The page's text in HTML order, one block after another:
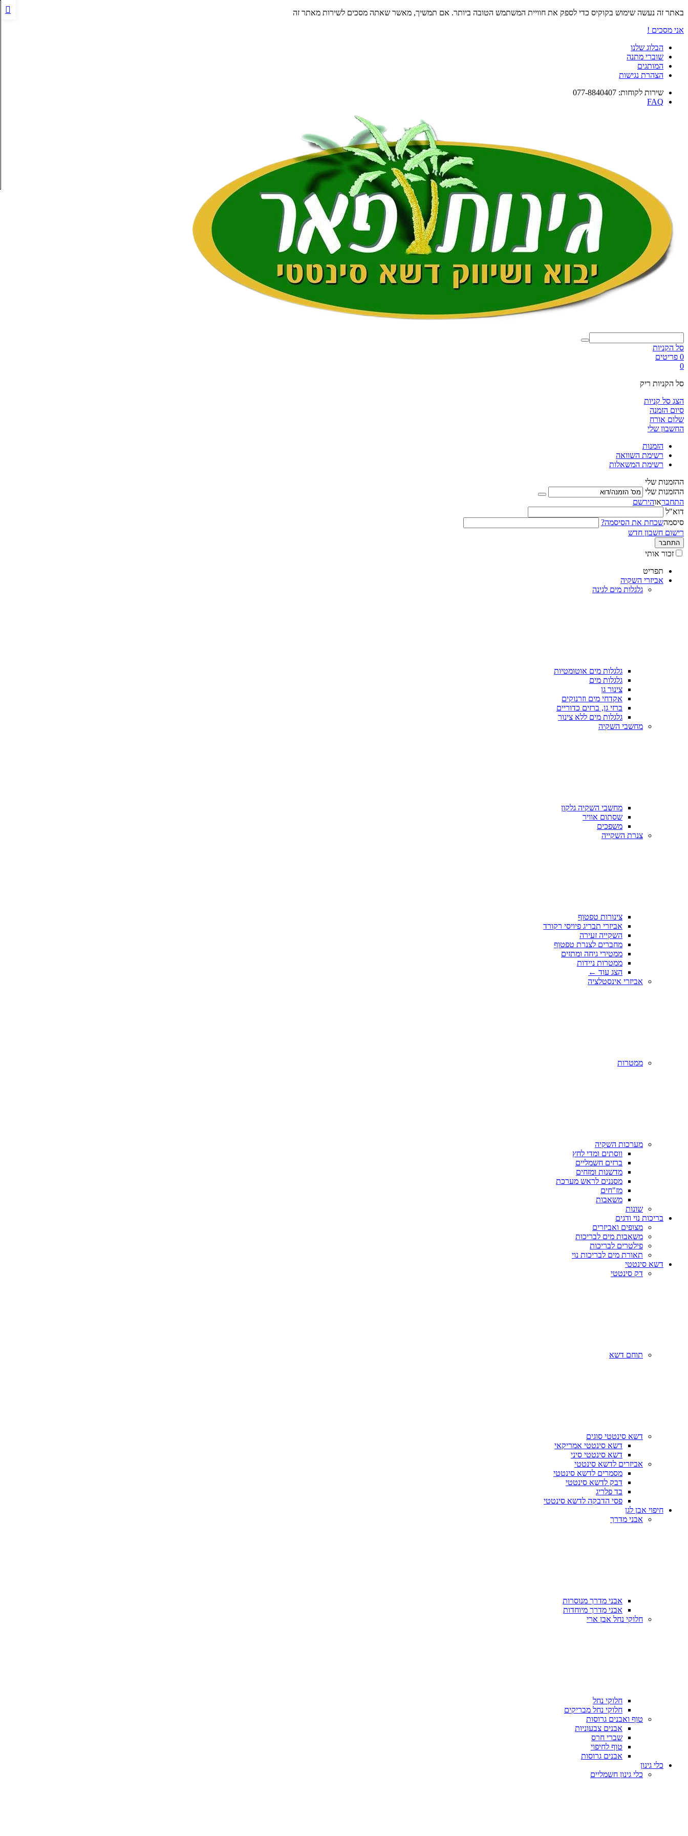
באתר זה נעשה שימוש בקוקיס כדי לספק את חוויית המשתמש הטובה ביותר. אם תמשיך, מאשר שאתה מסכים לשירות מאתר זה
אני מסכים !
הבלוג שלנו
שוברי מתנה
המותגים
הצהרת נגישות
שירות לקוחות: 077-8840407
FAQ
סל הקניות
0 פריטים
0
סל הקניות ריק
הצג סל קניות
סיום הזמנה
שלום אורח
החשבון שלי
הזמנות
רשימת השוואה
רשימת המשאלות
ההזמנות שלי
ההזמנות שלי
התחבראוהירשם
דוא"ל
סיסמהשכחת את הסיסמה?
רישום חשבון חדש
התחבר
זכור אותי
תפריט
אביזרי השקיה
גלגלות מים לגינה
גלגלות מים אוטומטיות
גלגלות מים
צינור גן
אקדחי מים וזרנוקים
ברזי גן, ברזים כדוריים
גלגלות מים ללא צינור
מחשבי השקיה
מחשבי השקיה גלקון
שסתום אוויר
משפכים
צנרת השקייה
צינורות טפטוף
אביזרי תבריג פיויסי רקורד
השקייה זעירה
מחברים לצנרת טפטוף
ממטירי גיחה ומתזים
ממטרות ניידות
הצג עוד ←
אביזרי אינסטלציה
ממטרות
מערכות השקיה
ווסתים ומדי לחץ
ברזים חשמליים
מדשנות ומזחים
מסננים לראש מערכת
מז"חים
משאבות
שונות
בריכות נוי ודגים
מצופים ואביזרים
משאבות מים לבריכות
פילטרים לבריכות
תאורת מים לבריכות נוי
דשא סינטטי
דק סינטטי
תוחם דשא
דשא סינטטי סוגים
דשא סינטטי אמריקאי
דשא סינטטי סיני
אביזרים לדשא סינטטי
מסמרים לדשא סינטטי
דבק לדשא סינטטי
בד פלריג
פסי הדבקה לדשא סינטטי
חיפוי אבן לגן
אבני מדרך
אבני מדרך מנוסרות
אבני מדרך מיוחדות
חלוקי נחל אבן ארי
חלוקי נחל
חלוקי נחל מבריקים
טוף ואבנים גרוסות
אבנים צבעוניות
שברי חרס
טוף לחיפוי
אבנים גרוסות
כלי גינון
כלי גינון חשמליים